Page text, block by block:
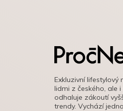
Exkluzivní
lidmi z českého, ale
odhaluje zákoutí
trendy. Vychází